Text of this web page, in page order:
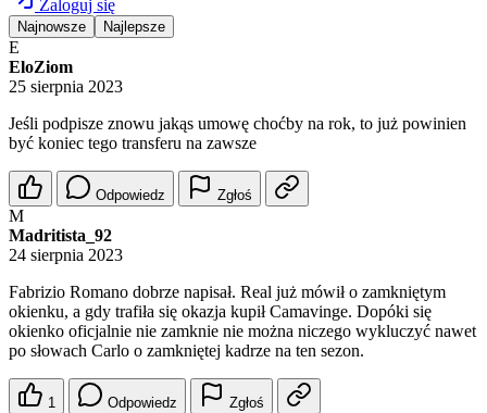
Zaloguj się
Najnowsze Najlepsze
E
EloZiom
25 sierpnia 2023
Jeśli podpisze znowu jakąs umowę choćby na rok, to już powinien
być koniec tego transferu na zawsze
Odpowiedz Zgłoś
M
Madritista_92
24 sierpnia 2023
Fabrizio Romano dobrze napisał. Real już mówił o zamkniętym
okienku, a gdy trafiła się okazja kupił Camavinge. Dopóki się
okienko oficjalnie nie zamknie nie można niczego wykluczyć nawet
po słowach Carlo o zamkniętej kadrze na ten sezon.
1 Odpowiedz Zgłoś